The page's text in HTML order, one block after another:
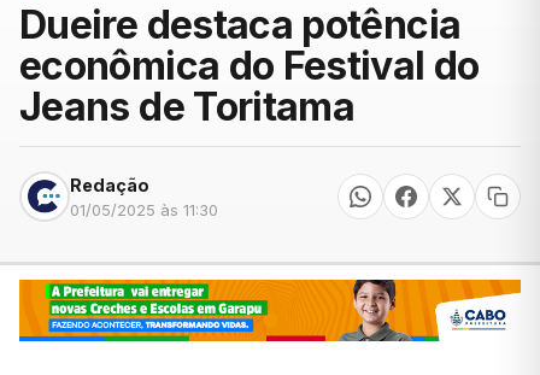
Dueire destaca potência
econômica do Festival do
Jeans de Toritama
Redação
01/05/2025 às 11:30